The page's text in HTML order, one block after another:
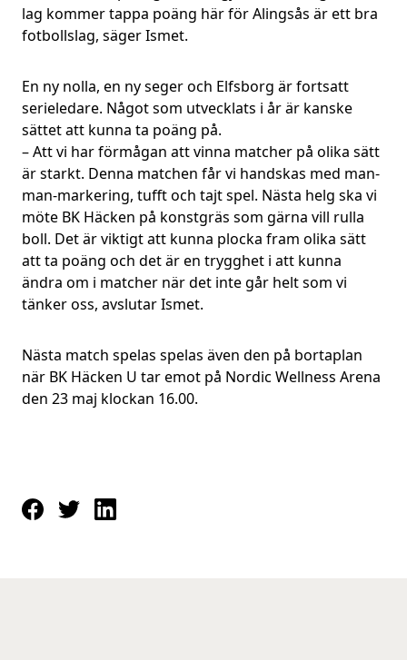
lag kommer tappa poäng här för Alingsås är ett bra
fotbollslag, säger Ismet.
En ny nolla, en ny seger och Elfsborg är fortsatt
serieledare. Något som utvecklats i år är kanske
sättet att kunna ta poäng på.
– Att vi har förmågan att vinna matcher på olika sätt
är starkt. Denna matchen får vi handskas med man-
man-markering, tufft och tajt spel. Nästa helg ska vi
möte BK Häcken på konstgräs som gärna vill rulla
boll. Det är viktigt att kunna plocka fram olika sätt
att ta poäng och det är en trygghet i att kunna
ändra om i matcher när det inte går helt som vi
tänker oss, avslutar Ismet.
Nästa match spelas spelas även den på bortaplan
när BK Häcken U tar emot på Nordic Wellness Arena
den 23 maj klockan 16.00.